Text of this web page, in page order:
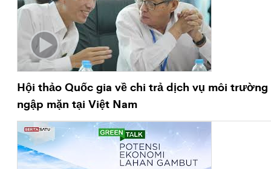
Hội thảo Quốc gia về chi trả dịch vụ môi
ngập mặn tại Việt Nam